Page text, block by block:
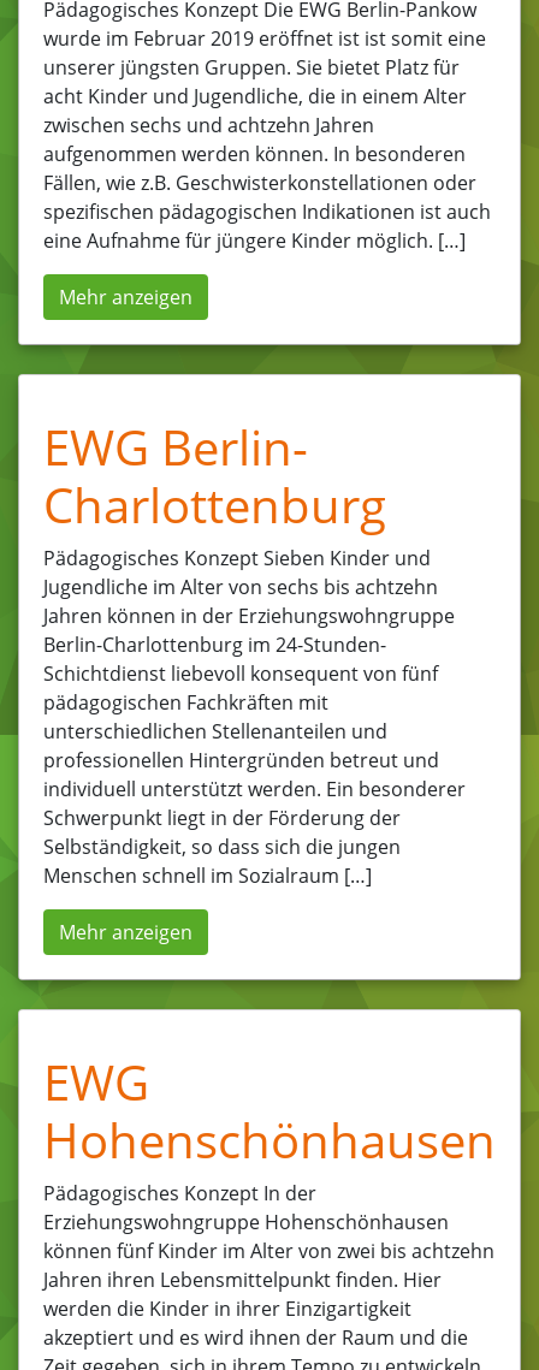
Pädagogisches Konzept Die EWG Berlin-Pankow
wurde im Februar 2019 eröffnet ist ist somit eine
unserer jüngsten Gruppen. Sie bietet Platz für
acht Kinder und Jugendliche, die in einem Alter
zwischen sechs und achtzehn Jahren
aufgenommen werden können. In besonderen
Fällen, wie z.B. Geschwisterkonstellationen oder
spezifischen pädagogischen Indikationen ist auch
eine Aufnahme für jüngere Kinder möglich. […]
Mehr anzeigen
EWG Berlin-
Charlottenburg
Pädagogisches Konzept Sieben Kinder und
Jugendliche im Alter von sechs bis achtzehn
Jahren können in der Erziehungswohngruppe
Berlin-Charlottenburg im 24-Stunden-
Schichtdienst liebevoll konsequent von fünf
pädagogischen Fachkräften mit
unterschiedlichen Stellenanteilen und
professionellen Hintergründen betreut und
individuell unterstützt werden. Ein besonderer
Schwerpunkt liegt in der Förderung der
Selbständigkeit, so dass sich die jungen
Menschen schnell im Sozialraum […]
Mehr anzeigen
EWG
Hohenschönhausen
Pädagogisches Konzept In der
Erziehungswohngruppe Hohenschönhausen
können fünf Kinder im Alter von zwei bis achtzehn
Jahren ihren Lebensmittelpunkt finden. Hier
werden die Kinder in ihrer Einzigartigkeit
akzeptiert und es wird ihnen der Raum und die